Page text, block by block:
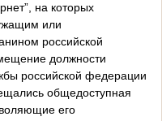
на которых
или
российской
должности
российской федерации
общедоступная
его